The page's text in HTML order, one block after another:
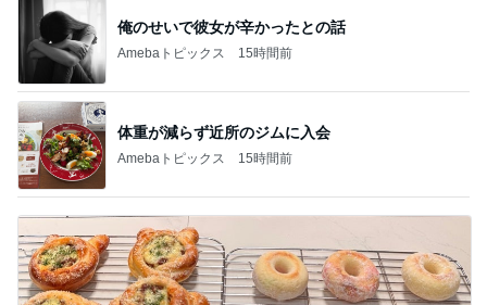
体重が減らず近所のジムに入会
Amebaトピックス 15時間前